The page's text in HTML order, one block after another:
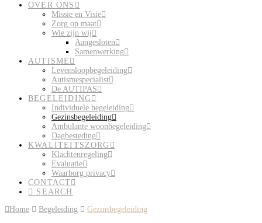
OVER ONS
Missie en Visie
Zorg op maat
Wie zijn wij
Aangesloten
Samenwerking
AUTISME
Levensloopbegeleiding
Autismespecialist
De AUTIPAS
BEGELEIDING
Individuele begeleiding
Gezinsbegeleiding
Ambulante woonbegeleiding
Dagbesteding
KWALITEITSZORG
Klachtenregeling
Evaluatie
Waarborg privacy
CONTACT
SEARCH
Home
Begeleiding Gezinsbegeleiding